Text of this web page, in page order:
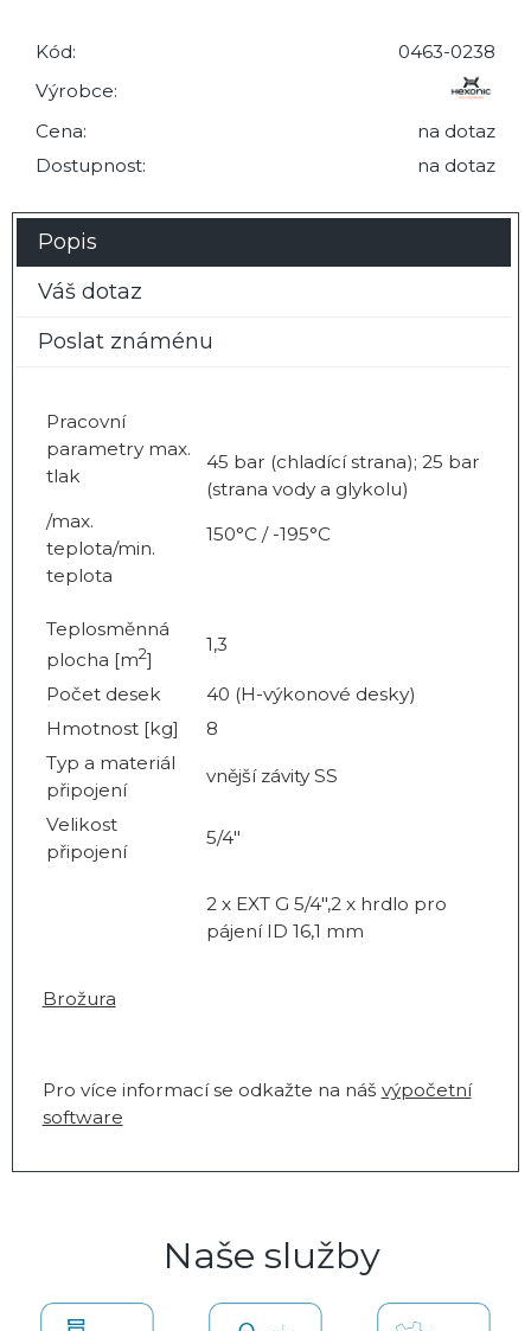
Kód:
0463-0238
Výrobce:
Cena:
na dotaz
Dostupnost:
na dotaz
Popis
Váš dotaz
Poslat známénu
Pracovní
parametry max.
tlak
/max.
teplota/min.
teplota
45 bar (chladící strana); 25 bar
(strana vody a glykolu)
150°C / -195°C
Teplosměnná
plocha [m2]
1,3
Počet desek
40 (H-výkonové desky)
Hmotnost [kg]
8
Typ a materiál
připojení
vnější závity SS
Velikost
připojení
5/4"
2 x EXT G 5/4",2 x hrdlo pro
pájení ID 16,1 mm
Brožura
Pro více informací se odkažte na náš výpočetní
software
Naše služby